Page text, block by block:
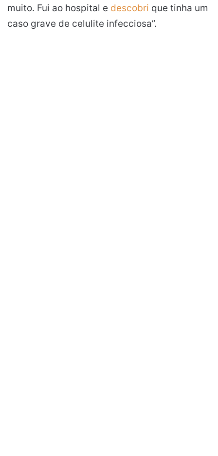
muito. Fui ao hospital e descobri que tinha um
caso grave de celulite infecciosa”.